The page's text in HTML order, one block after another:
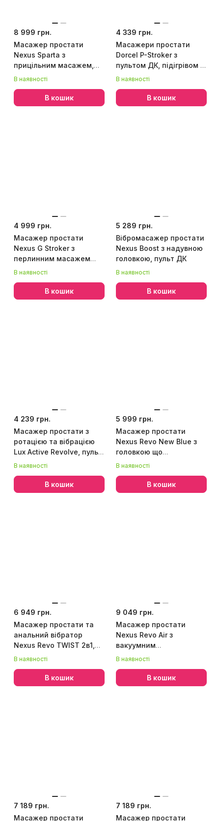
8 999 грн.
Масажер простати
Nexus Sparta з
прицільним масажем,
макс. діаметр 3,4 см
В наявності
В кошик
4 339 грн.
Масажери простати
Dorcel P-Stroker з
пультом ДК, підігрівом і
прицільним масажем,
В наявності
В кошик
4 999 грн.
Масажер простати
Nexus G Stroker з
перлинним масажем
ануса і пультом ДК, макс
В наявності
В кошик
5 289 грн.
Вібромасажер простати
Nexus Boost з надувною
головкою, пульт ДК
В наявності
В кошик
4 239 грн.
Масажер простати з
ротацією та вібрацією
Lux Active Revolve, пульт
ДК
В наявності
В кошик
5 999 грн.
Масажер простати
Nexus Revo New Blue з
головкою що
обертається, макс.
В наявності
В кошик
6 949 грн.
Масажер простати та
анальний вібратор
Nexus Revo TWIST 2в1,
вібрації та обертання
В наявності
В кошик
9 049 грн.
Масажер простати
Nexus Revo Air з
вакуумним
стимулятором
що обертається
В наявності
В кошик
7 189 грн.
Масажер простати
7 189 грн.
Масажер простати